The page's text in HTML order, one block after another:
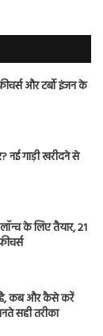
और टर्बो इंजन के
नई गाड़ी खरीदने से
के लिए तैयार, 21
है, कब और कैसे करें
सही तरीका